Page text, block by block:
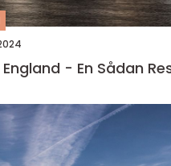
- En Sådan